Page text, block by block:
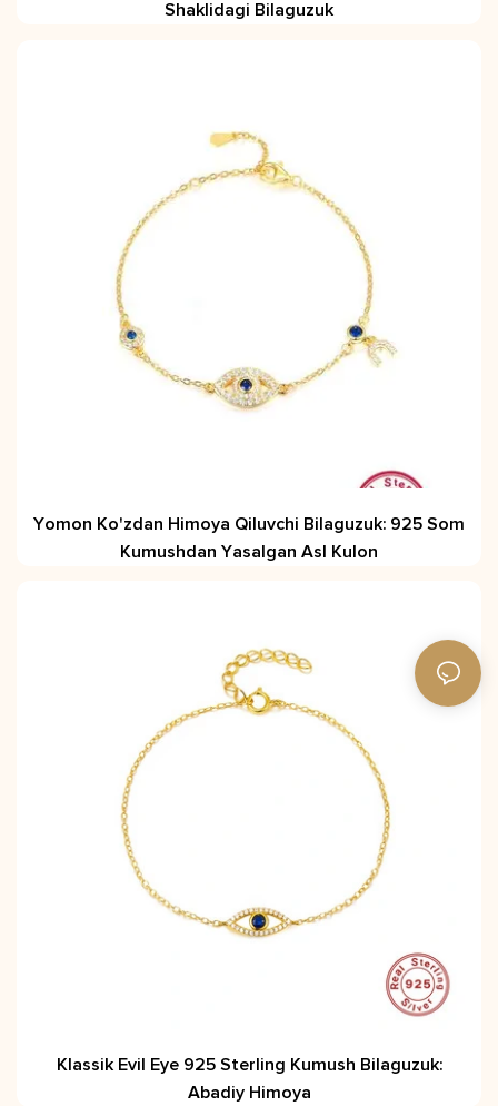
Shaklidagi Bilaguzuk
Yomon Ko'zdan Himoya Qiluvchi Bilaguzuk: 925 Som
Kumushdan Yasalgan Asl Kulon
Klassik Evil Eye 925 Sterling Kumush Bilaguzuk:
Abadiy Himoya